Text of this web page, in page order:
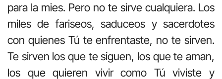
para la mies. Pero no te sirve cualquiera. Los
miles de fariseos, saduceos y sacerdotes
con quienes Tú te enfrentaste, no te sirven.
Te sirven los que te siguen, los que te aman,
los que quieren vivir como Tú viviste y